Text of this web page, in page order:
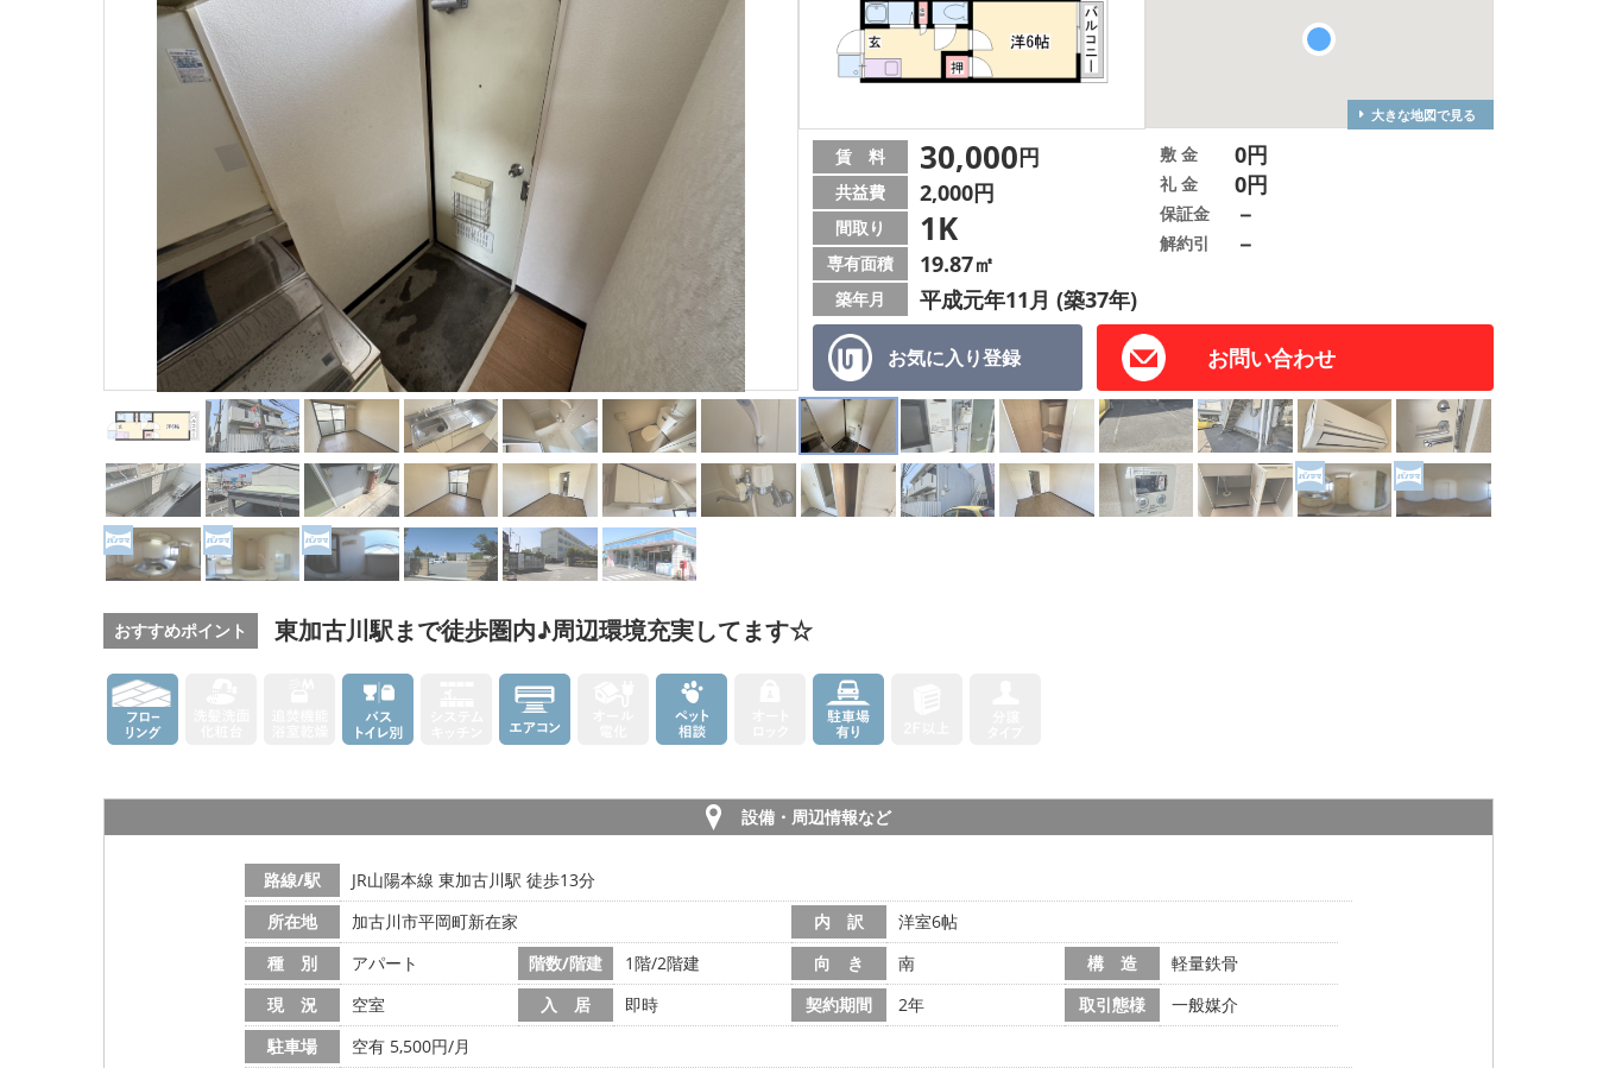
大きな地図で見る
お気に入り登録 お問い合わせ
賃 料 30,000円
共益費 2,000円
間取り 1K
専有面積 19.87㎡
築年月 平成元年11月 (築37年)
敷 金 0円
礼 金 0円
保証金 －
解約引 －
おすすめポイント 東加古川駅まで徒歩圏内♪周辺環境充実してます☆
設備・周辺情報など
路線/駅
JR山陽本線 東加古川駅 徒歩13分
所在地
加古川市平岡町新在家 内 訳
洋室6帖
種 別
アパート 階数/階建 1階/2階建 向 き 南 構 造
軽量鉄骨
現 況
空室 入 居 即時 契約期間 2年 取引態様
一般媒介
駐車場
空有 5,500円/月